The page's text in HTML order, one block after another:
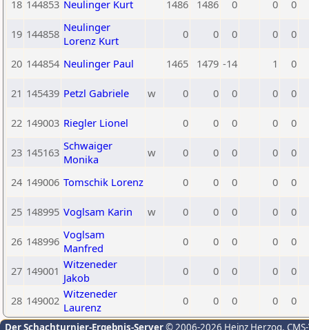
18 144853 Neulinger Kurt 1486 1486 0 0 0
19 144858 Neulinger
Lorenz Kurt
0 0 0 0 0
20 144854 Neulinger Paul 1465 1479 -14 1 0
21 145439 Petzl Gabriele w 0 0 0 0 0
22 149003 Riegler Lionel 0 0 0 0 0
23 145163 Schwaiger
Monika
w 0 0 0 0 0
24 149006 Tomschik Lorenz 0 0 0 0 0
25 148995 Voglsam Karin w 0 0 0 0 0
26 148996 Voglsam
Manfred
0 0 0 0 0
27 149001 Witzeneder
Jakob
0 0 0 0 0
28 149002 Witzeneder
Laurenz
0 0 0 0 0
Der Schachturnier-Ergebnis-Server© 2006-2026 Heinz Herzog,